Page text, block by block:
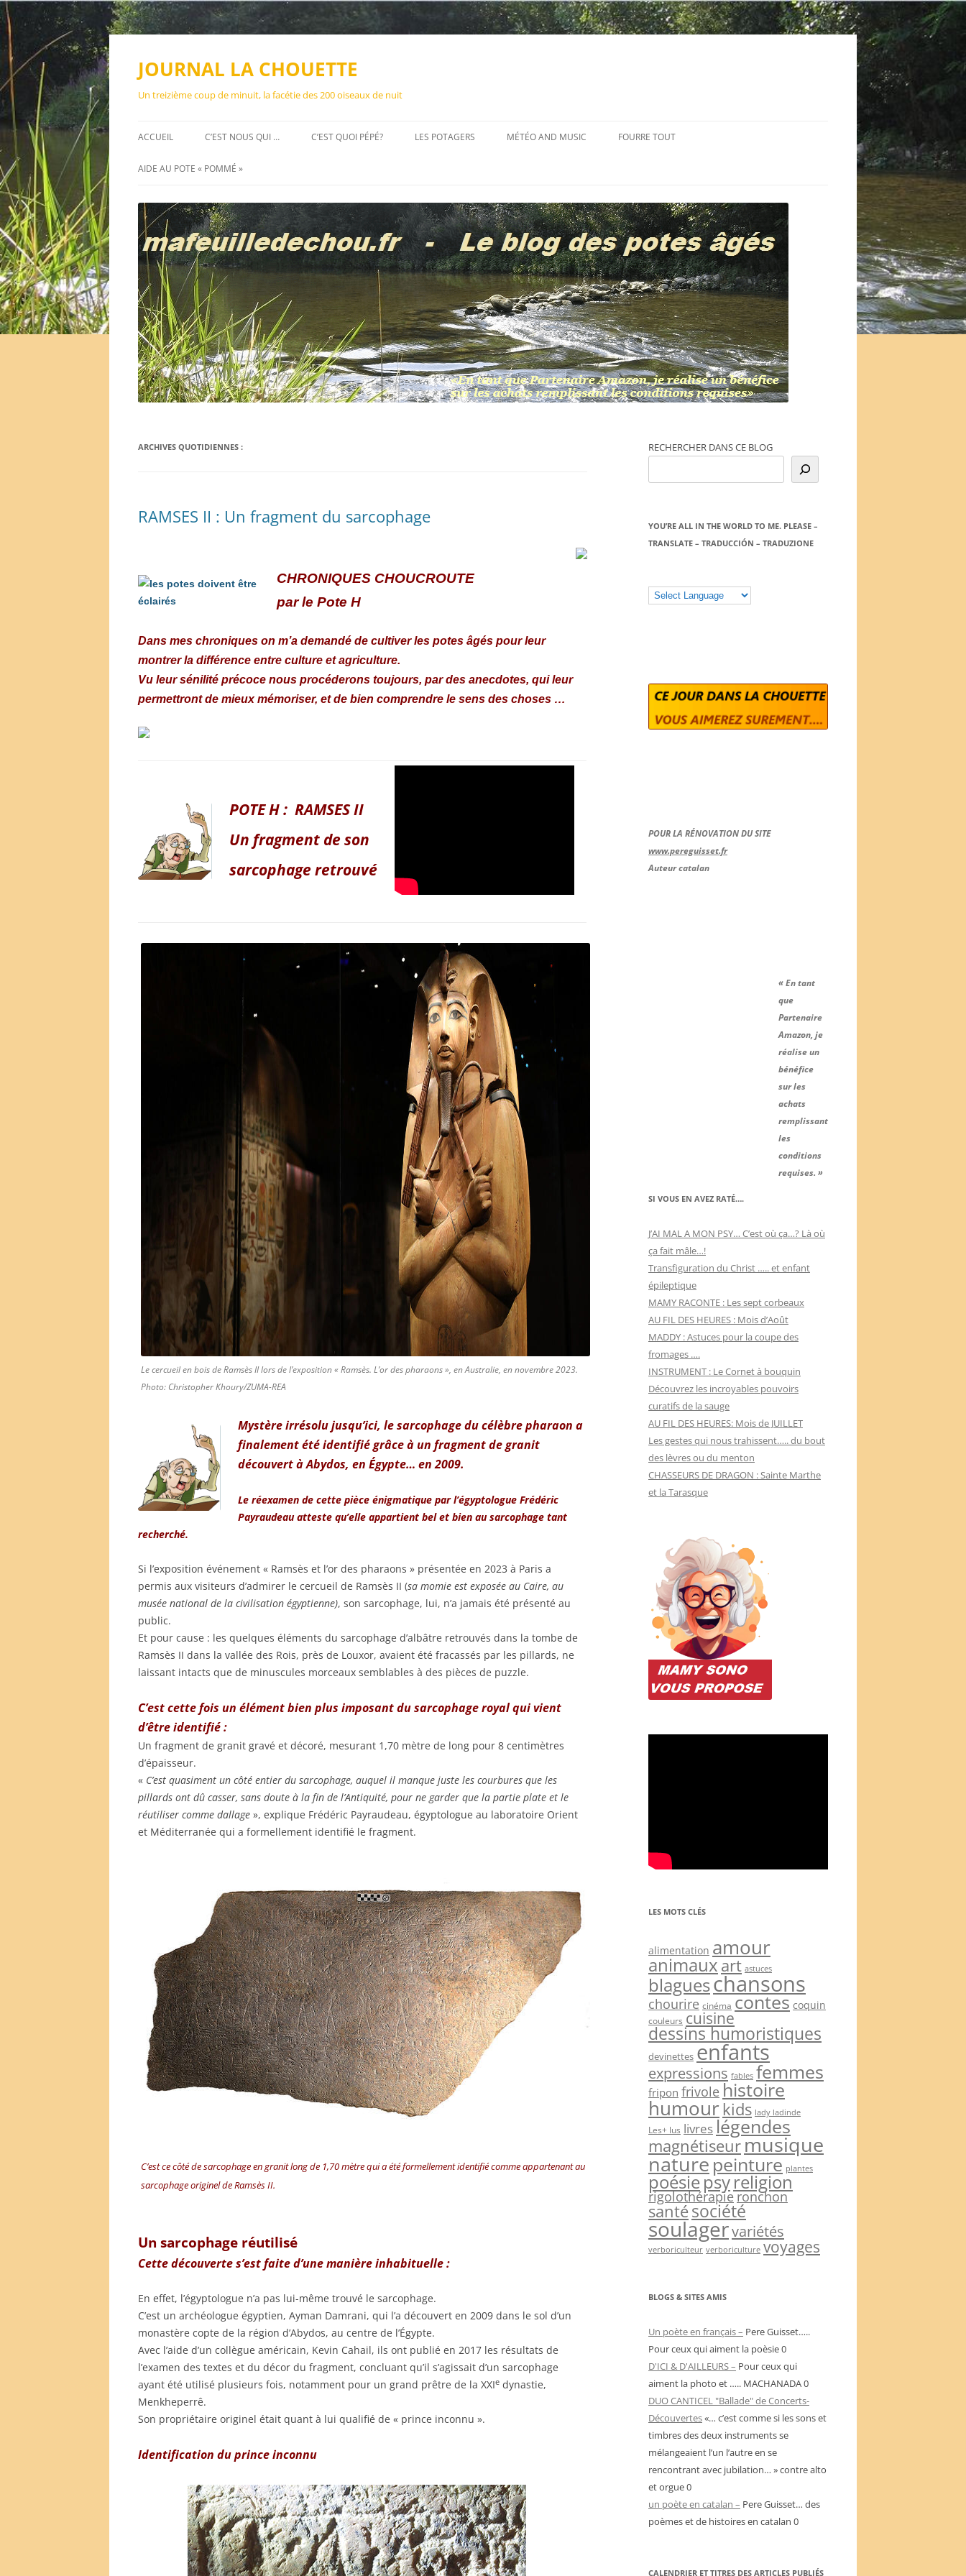
Aller
JOURNAL LA CHOUETTE
Un treizième coup de minuit, la facétie des 200 oiseaux de nuit
ACCUEIL C’EST NOUS QUI … C’EST QUOI PÉPÉ? LES POTAGERS MÉTÉO AND MUSIC FOURRE TOUT
AIDE AU POTE « POMMÉ »
ARCHIVES QUOTIDIENNES :
RAMSES II : Un fragment du sarcophage
CHRONIQUES CHOUCROUTE
par le Pote H
Dans mes chroniques on m’a demandé de cultiver les potes âgés pour leur
montrer la différence entre culture et agriculture.
Vu leur sénilité précoce nous procéderons toujours, par des anecdotes, qui leur
permettront de mieux mémoriser, et de bien comprendre le sens des choses …
POTE H : RAMSES II
Un fragment de son
sarcophage retrouvé
Le cercueil en bois de Ramsès II lors de l’exposition « Ramsès. L’or des pharaons », en Australie, en novembre 2023.
Photo: Christopher Khoury/ZUMA-REA
Mystère irrésolu jusqu’ici, le sarcophage du célèbre pharaon a
finalement été identifié grâce à un fragment de granit
découvert à Abydos, en Égypte… en 2009.
Le réexamen de cette pièce énigmatique par l’égyptologue Frédéric
Payraudeau atteste qu’elle appartient bel et bien au sarcophage tant
recherché.
Si l’exposition événement « Ramsès et l’or des pharaons » présentée en 2023 à Paris a
permis aux visiteurs d’admirer le cercueil de Ramsès II (sa momie est exposée au Caire, au
musée national de la civilisation égyptienne), son sarcophage, lui, n’a jamais été présenté au
public.
Et pour cause : les quelques éléments du sarcophage d’albâtre retrouvés dans la tombe de
Ramsès II dans la vallée des Rois, près de Louxor, avaient été fracassés par les pillards, ne
laissant intacts que de minuscules morceaux semblables à des pièces de puzzle.
C’est cette fois un élément bien plus imposant du sarcophage royal qui vient
d’être identifié :
Un fragment de granit gravé et décoré, mesurant 1,70 mètre de long pour 8 centimètres
d’épaisseur.
« C’est quasiment un côté entier du sarcophage, auquel il manque juste les courbures que les
pillards ont dû casser, sans doute à la fin de l’Antiquité, pour ne garder que la partie plate et le
réutiliser comme dallage », explique Frédéric Payraudeau, égyptologue au laboratoire Orient
et Méditerranée qui a formellement identifié le fragment.
C’est ce côté de sarcophage en granit long de 1,70 mètre qui a été formellement identifié comme appartenant au
sarcophage originel de Ramsès II.
Un sarcophage réutilisé
Cette découverte s’est faite d’une manière inhabituelle :
En effet, l’égyptologue n’a pas lui-même trouvé le sarcophage.
C’est un archéologue égyptien, Ayman Damrani, qui l’a découvert en 2009 dans le sol d’un
monastère copte de la région d’Abydos, au centre de l’Égypte.
Avec l’aide d’un collègue américain, Kevin Cahail, ils ont publié en 2017 les résultats de
l’examen des textes et du décor du fragment, concluant qu’il s’agissait d’un sarcophage
ayant été utilisé plusieurs fois, notamment pour un grand prêtre de la XXIe dynastie,
Menkheperrê.
Son propriétaire originel était quant à lui qualifié de « prince inconnu ».
Identification du prince inconnu
RECHERCHER DANS CE BLOG
YOU’RE ALL IN THE WORLD TO ME. PLEASE –
TRANSLATE – TRADUCCIÓN – TRADUZIONE
POUR LA RÉNOVATION DU SITE
www.pereguisset.fr
Auteur catalan
« En tant
que
Partenaire
Amazon, je
réalise un
bénéfice
sur les
achats
remplissant
les
conditions
requises. »
SI VOUS EN AVEZ RATÉ….
J’AI MAL A MON PSY… C’est où ça…? Là où
ça fait mâle…!
Transfiguration du Christ ….. et enfant
épileptique
MAMY RACONTE : Les sept corbeaux
AU FIL DES HEURES : Mois d’Août
MADDY : Astuces pour la coupe des
fromages ….
INSTRUMENT : Le Cornet à bouquin
Découvrez les incroyables pouvoirs
curatifs de la sauge
AU FIL DES HEURES: Mois de JUILLET
Les gestes qui nous trahissent….. du bout
des lèvres ou du menton
CHASSEURS DE DRAGON : Sainte Marthe
et la Tarasque
LES MOTS CLÉS
alimentation amour
animauxart astuces
blagueschansons
chourire cinéma contes coquin
couleurs cuisine
dessins humoristiques
devinettes enfants
expressions fables femmes
fripon frivole histoire
humour kids lady ladinde
Les+ lus livreslégendes
magnétiseurmusique
naturepeinture plantes
poésiepsyreligion
rigolothérapieronchon
santésociété
soulagervariétés
verboriculteur verboriculture voyages
BLOGS & SITES AMIS
Un poète en français – Pere Guisset…..
Pour ceux qui aiment la poèsie 0
D'ICI & D'AILLEURS – Pour ceux qui
aiment la photo et ….. MACHANADA 0
DUO CANTICEL "Ballade" de Concerts-
Découvertes«… c’est comme si les sons et
timbres des deux instruments se
mélangeaient l’un l’autre en se
rencontrant avec jubilation… » contre alto
et orgue 0
un poète en catalan – Pere Guisset… des
poèmes et de histoires en catalan 0
CALENDRIER ET TITRES DES ARTICLES PUBLIÉS